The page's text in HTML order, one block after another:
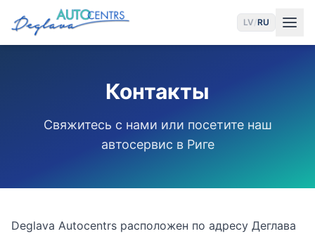
LV/RU
Контакты
Свяжитесь с нами или посетите наш
автосервис в Риге
Deglava Autocentrs расположен по адресу Деглава